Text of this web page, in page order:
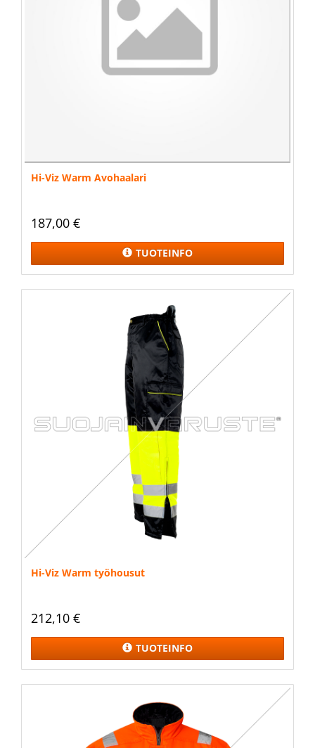
Hi-Viz Warm Avohaalari
187,00 €
TUOTEINFO
Hi-Viz Warm työhousut
212,10 €
TUOTEINFO